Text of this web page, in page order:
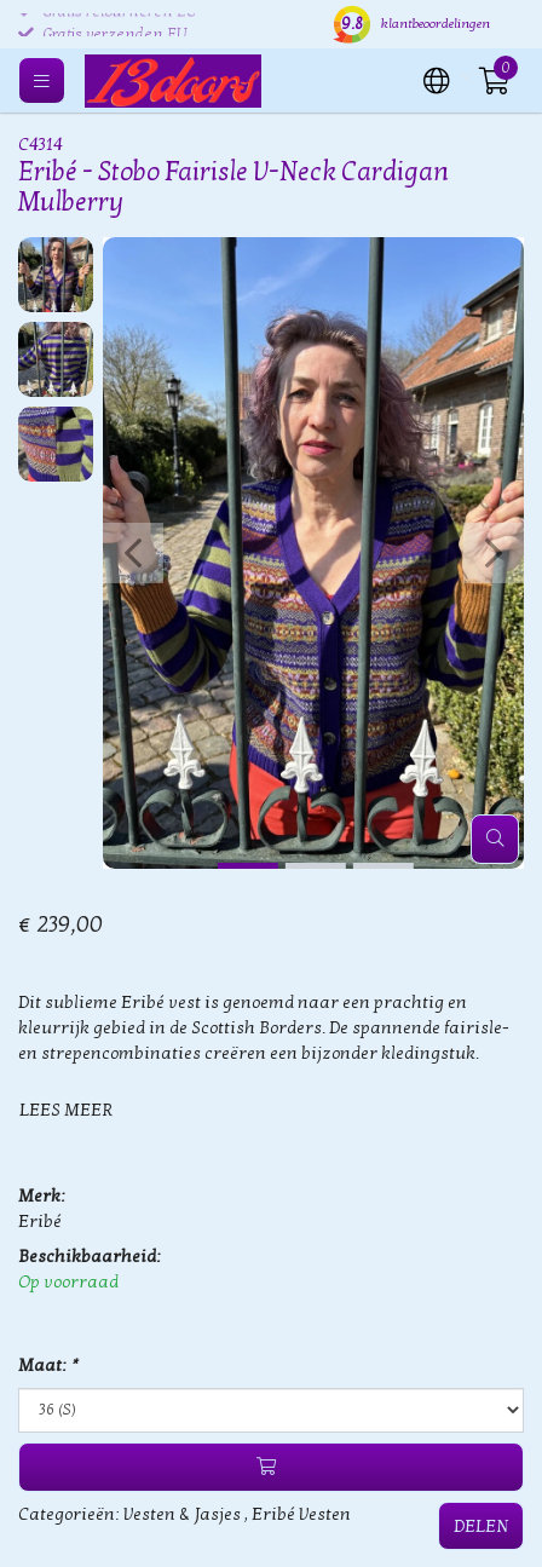
Gratis retourneren EU Verzending binnen 24 uur
9.8 klantbeoordelingen
0
C4314
Eribé - Stobo Fairisle V-Neck Cardigan
Mulberry
€ 239,00
Dit sublieme Eribé vest is genoemd naar een prachtig en
kleurrijk gebied in de Scottish Borders. De spannende fairisle-
en strepencombinaties creëren een bijzonder kledingstuk.
LEES MEER
Merk:
Eribé
Beschikbaarheid:
Op voorraad
Maat: *
Categorieën: Vesten & Jasjes, Eribé Vesten
DELEN